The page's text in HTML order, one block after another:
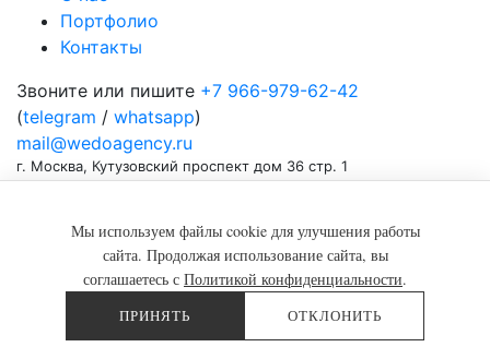
Портфолио
Контакты
Звоните или пишите +7 966-979-62-42
(telegram / whatsapp)
mail@wedoagency.ru
г. Москва, Кутузовский проспект дом 36 стр. 1
ОГРНИП 319774600179591
ИНН 772608745766
WEDOAGENCY © ALL RIGHTS RESERVED
Мы используем файлы cookie для улучшения работы
сайта. Продолжая использование сайта, вы
соглашаетесь с Политикой конфиденциальности.
ПРИНЯТЬ ОТКЛОНИТЬ